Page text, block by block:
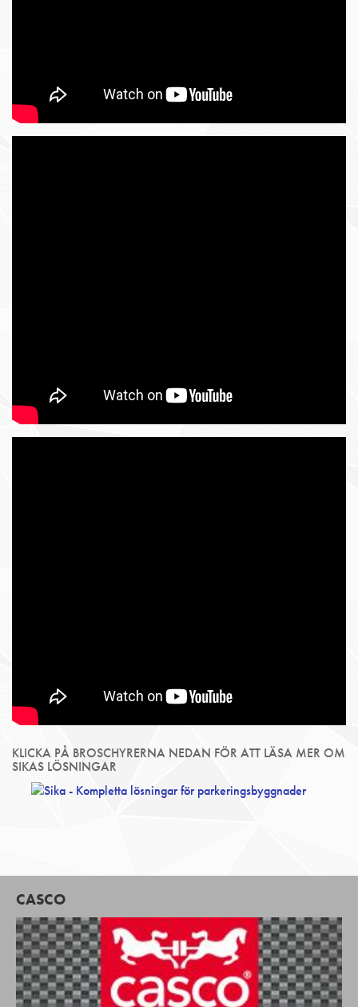
KLICKA PÅ BROSCHYRERNA NEDAN FÖR ATT LÄSA MER OM
SIKAS LÖSNINGAR
CASCO